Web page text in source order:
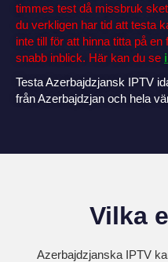
timmes test då missbruk
du verkligen har tid att testa
inte till för att hinna titta på
snabb inblick. Här kan du se
Testa Azerbajdzjansk IPTV
från Azerbajdzjan och hela
Vilka
Azerbajdzjanska IPTV